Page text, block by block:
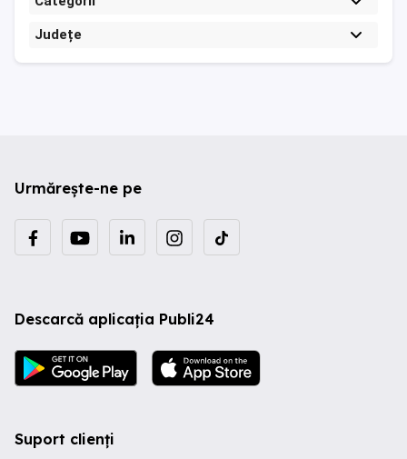
Județe
Urmărește-ne pe
Descarcă aplicația Publi24
Suport clienți